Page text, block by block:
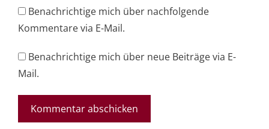
Benachrichtige mich über nachfolgende
Kommentare via E-Mail.
Benachrichtige mich über neue Beiträge via E-
Mail.